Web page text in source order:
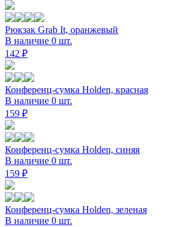
Рюкзак Grab It, оранжевый
В наличие 0 шт.
142 ₽
Конференц-сумка Holden, красная
В наличие 0 шт.
159 ₽
Конференц-сумка Holden, синяя
В наличие 0 шт.
159 ₽
Конференц-сумка Holden, зеленая
В наличие 0 шт.